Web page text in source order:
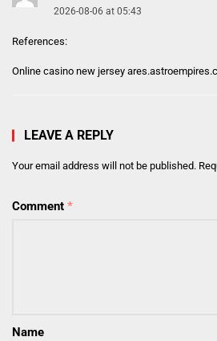
2026-08-06 at 05:43
References:
Online casino new jersey
LEAVE A REPLY
Your email address will not be published.
Comment *
Name